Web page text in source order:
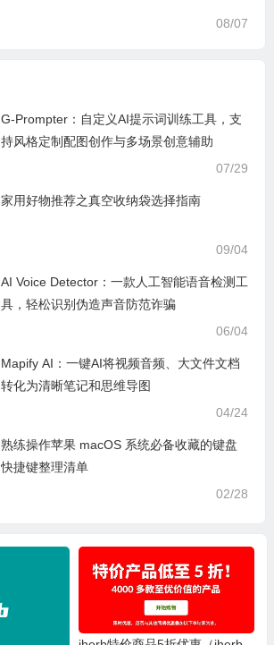
08/07
G-Prompter：自定义AI提示词训练工具，支
持风格定制配图创作与多场景创意辅助
07/29
家用好物推荐之真空收纳袋选择指南
09/04
AI Voice Detector：一款人工智能语音检测工
具，轻松识别伪造声音防范诈骗
06/04
Mapify AI：一键AI将视频音频、大文件文档
转化为清晰笔记和思维导图
04/24
熟练操作苹果 macOS 系统必备收藏的键盘
快捷键整理清单
02/28